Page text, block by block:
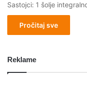
Sastojci: 1 šolje
Pročitaj sve
Reklame